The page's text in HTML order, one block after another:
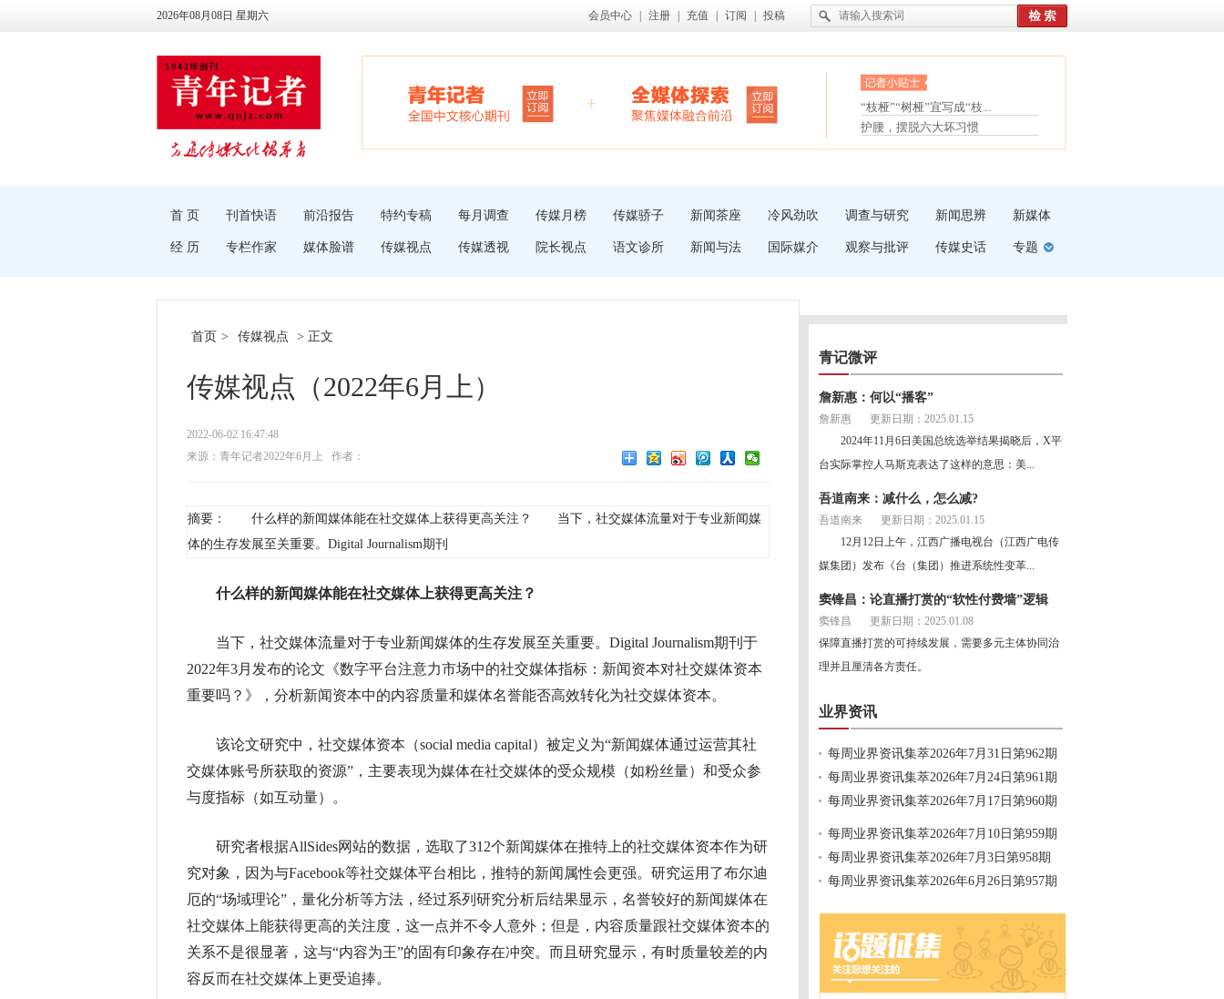
2026年08月08日 星期六 会员中心 注册 充值 订阅 投稿
眼白变红或是结膜下出血
“枝桠”“树桠”宜写成“枝...
夏天缓解疲劳有三招
护腰，摆脱六大坏习惯
受伤了冰敷还是热敷
首 页 刊首快语 前沿报告 特约专稿 每月调查 传媒月榜 传媒骄子 新闻茶座 冷风劲吹 调查与研究 新闻思辨 新媒体
经 历 专栏作家 媒体脸谱 传媒视点 传媒透视 院长视点 语文诊所 新闻与法 国际媒介 观察与批评 传媒史话 专题
首页 > 传媒视点 > 正文
传媒视点（2022年6月上）
2022-06-02 16:47:48
来源：青年记者2022年6月上
作者：
摘要： 什么样的新闻媒体能在社交媒体上获得更高关注？ 当下，社交媒体流量对于专业新闻媒
体的生存发展至关重要。Digital Journalism期刊
什么样的新闻媒体能在社交媒体上获得更高关注？
当下，社交媒体流量对于专业新闻媒体的生存发展至关重要。Digital Journalism期刊于
2022年3月发布的论文《数字平台注意力市场中的社交媒体指标：新闻资本对社交媒体资本
重要吗？》，分析新闻资本中的内容质量和媒体名誉能否高效转化为社交媒体资本。
该论文研究中，社交媒体资本（social media capital）被定义为“新闻媒体通过运营其社
交媒体账号所获取的资源”，主要表现为媒体在社交媒体的受众规模（如粉丝量）和受众参
与度指标（如互动量）。
研究者根据AllSides网站的数据，选取了312个新闻媒体在推特上的社交媒体资本作为研
究对象，因为与Facebook等社交媒体平台相比，推特的新闻属性会更强。研究运用了布尔迪
厄的“场域理论”，量化分析等方法，经过系列研究分析后结果显示，名誉较好的新闻媒体在
社交媒体上能获得更高的关注度，这一点并不令人意外；但是，内容质量跟社交媒体资本的
关系不是很显著，这与“内容为王”的固有印象存在冲突。而且研究显示，有时质量较差的内
容反而在社交媒体上更受追捧。
青记微评
詹新惠：何以“播客”
詹新惠
更新日期：2025.01.15
2024年11月6日美国总统选举结果揭晓后，X平
台实际掌控人马斯克表达了这样的意思：美...
吾道南来：减什么，怎么减?
吾道南来
更新日期：2025.01.15
12月12日上午，江西广播电视台（江西广电传
媒集团）发布《台（集团）推进系统性变革...
窦锋昌：论直播打赏的“软性付费墙”逻辑
窦锋昌
更新日期：2025.01.08
保障直播打赏的可持续发展，需要多元主体协同治
理并且厘清各方责任。
业界资讯
每周业界资讯集萃2026年7月31日第962期
每周业界资讯集萃2026年7月24日第961期
每周业界资讯集萃2026年7月17日第960期
每周业界资讯集萃2026年7月10日第959期
每周业界资讯集萃2026年7月3日第958期
每周业界资讯集萃2026年6月26日第957期